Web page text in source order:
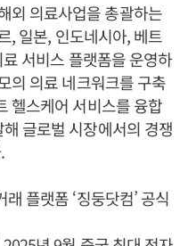
외 의료사업을 총괄하는
, 일본, 인도네시아, 베트
서비스 플랫폼을 운영하
의 의료 네크워크를 구축
헬스케어 서비스를 융합
글로벌 시장에서의 경쟁
플랫폼 ‘징둥닷컴’ 공식